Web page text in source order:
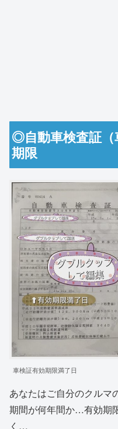
◎自動車検査証（
期限
車検証有効期限満了日
あなたはご自分のクルマ
期間が何年間か…有効期
く…